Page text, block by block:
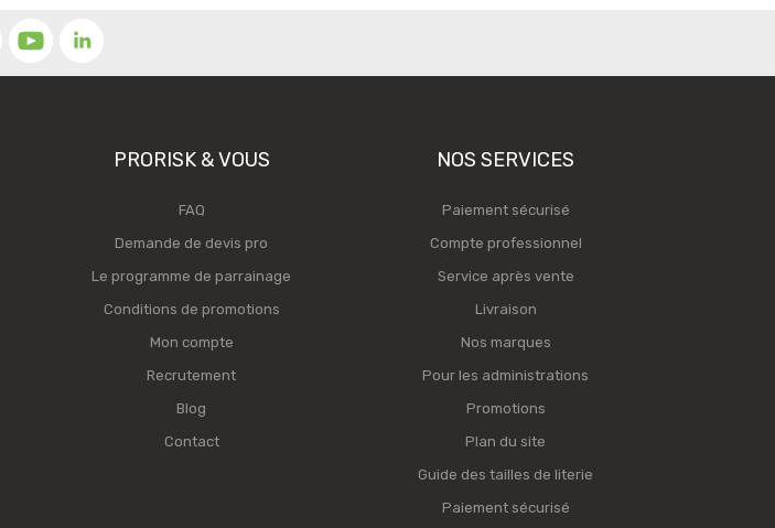
PRORISK & VOUS
FAQ
Demande de devis pro
Le programme de parrainage
Conditions de promotions
Mon compte
Recrutement
Blog
Contact
NOS SERVICES
Paiement sécurisé
Compte professionnel
Service après vente
Livraison
Nos marques
Pour les administrations
Promotions
Plan du site
Guide des tailles de literie
Paiement sécurisé